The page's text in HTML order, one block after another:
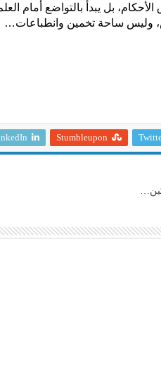
بل يبدأ بالتواضع أمام
وليس ساحة تخمين وانطباعات…
Stumbleupon